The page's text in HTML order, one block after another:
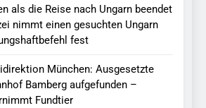
als die Reise nach Ungarn beendet
nimmt einen gesuchten Ungarn
fest
München: Ausgesetzte
Bamberg aufgefunden –
Fundtier